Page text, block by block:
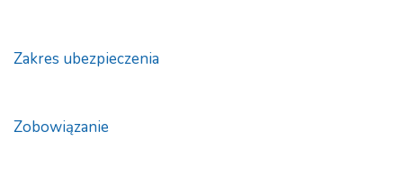
Zakres ubezpieczenia
Zobowiązanie